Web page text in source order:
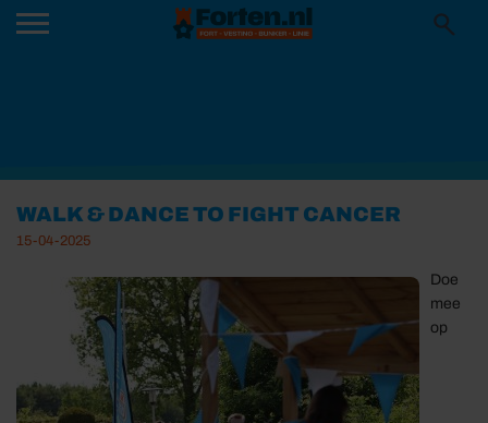
WALK & DANCE TO FIGHT CANCER
15-04-2025
Doe
mee
op